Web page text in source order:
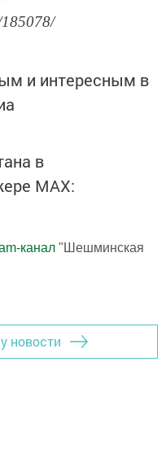
и интересным в
в
MАХ:
канал "Шешминская
новости